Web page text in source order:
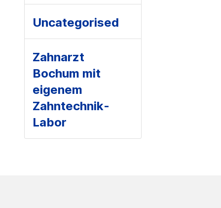
Uncategorised
Zahnarzt
Bochum mit
eigenem
Zahntechnik-
Labor